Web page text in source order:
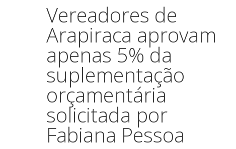
Vereadores de
Arapiraca aprovam
apenas 5% da
suplementação
orçamentária
solicitada por
Fabiana Pessoa